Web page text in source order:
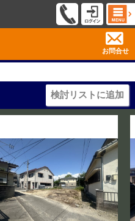
お問合せ
検討リストに追加